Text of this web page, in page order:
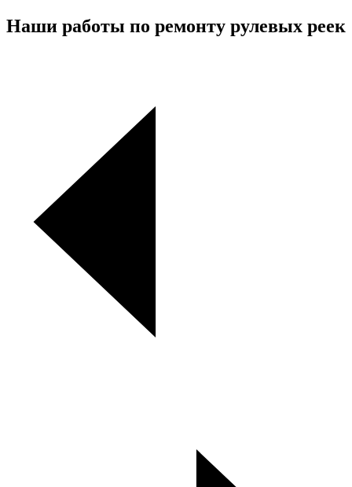
Наши работы по ремонту рулевых реек